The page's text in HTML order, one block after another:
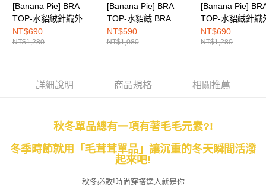
４．使用「AFTEE先享後付」時，將依據個別帳號之用戶狀況，依本公司即
時審查核予不同之上限額度；若仍有額度不足之情形，本公司將視審查結果
請求用戶進行身份認證。
５．嚴禁一人註冊多個帳號或使用他人資訊註冊。若發現惡意使用之情形，
恩沛科技股份有限公司將有權停止該用戶之使用額度並採取法律行動。
[Banana Pie] BRA
TOP-水貂絨針織外套-
藤紫
NT$690
NT$1,280
[Banana Pie] BRA
TOP-水貂絨 BRA
TOP-夜黑
NT$590
NT$1,080
[Banana Pie]
TOP-水貂絨針織
白雪
NT$690
NT$1,280
詳細說明 商品規格 相關推薦
秋冬單品總有一項有著毛毛元素?!
冬季時節就用「毛茸茸單品」讓沉重的冬天瞬間活潑
起來吧!
秋冬必敗!時尚穿搭達人就是你